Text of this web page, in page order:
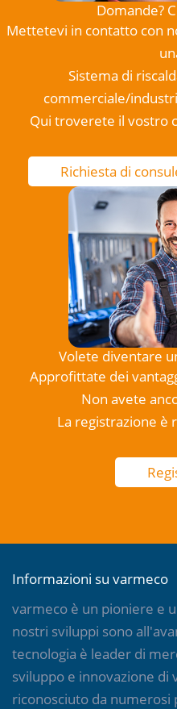
Domande?
Mettetevi in contatto con
Sistema di
commerciale/
Qui troverete il vostro
Richiesta di
Volete diventare
Approfittate dei
Non avete
La registrazione è
Informazioni su varmeco
varmeco è un pioniere e
nostri sviluppi sono
tecnologia è leader di
sviluppo e innovazione di
riconosciuto da